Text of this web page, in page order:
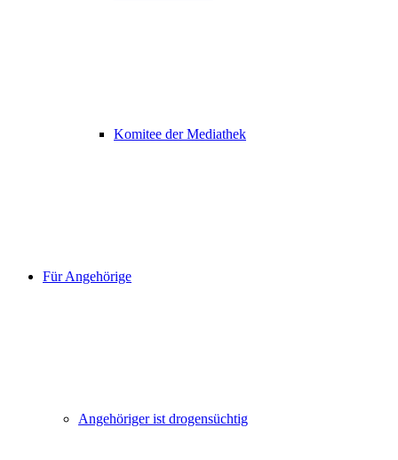
Komitee der Mediathek
Für Angehörige
Angehöriger ist drogensüchtig